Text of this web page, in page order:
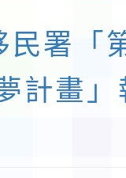
民署「
計畫